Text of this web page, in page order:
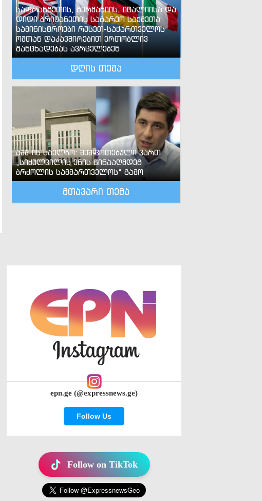
საფრანგეთის, გერმანიის, იტალიისა და
დიდი ბრიტანეთის საგარეო საქმეთა
სამინისტროები რუსეთ-საქართველოს
ომთან დაკავშირებით ერთობლივ
განცხადებას ავრცელებენ
დღის თემა
აშშ-ის საელჩო: შეშფოთებული ვართ
„სიძულვილის ენის წინააღმდეგ
ბრძოლის სამმართველოს“ გამო
მთავარი თემა
epn.ge (@expressnews.ge)
Follow Us
Follow on TikTok